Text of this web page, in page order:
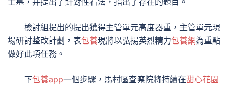
檢討組提出的提出獲得主管單元高度器重，主管單元現
場研討整改計劃，表包養現將以弘揚英烈精力包養網為重點
做好此項任務。
下包養app一個步驟，馬村區查察院將持續在甜心花園